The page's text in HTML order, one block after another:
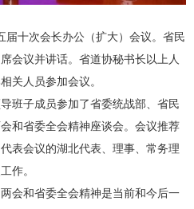
十次会长办公（扩大）会议。省民
会议并讲话。省道协秘书长以上人
关人员参加会议。
子成员参加了省委统战部、省民
和省委全会精神座谈会。会议推荐
表会议的湖北代表、理事、常务理
作。
和省委全会精神是当前和今后一